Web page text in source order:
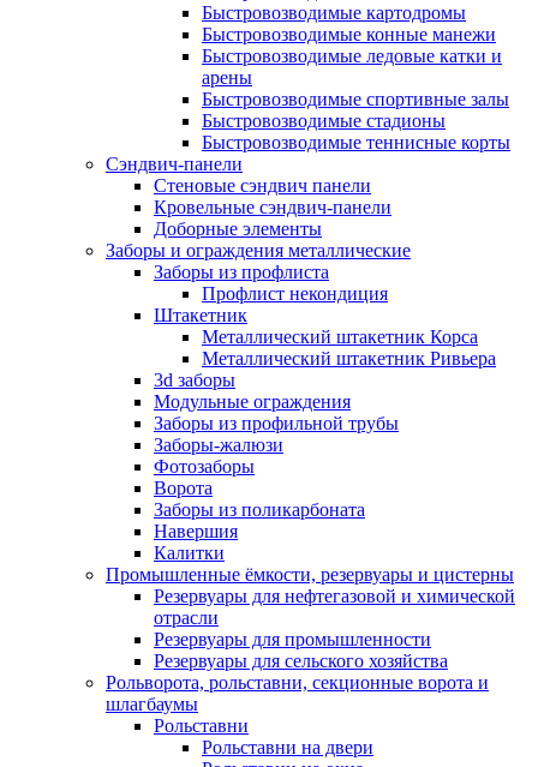
Быстровозводимые картодромы
Быстровозводимые конные манежи
Быстровозводимые ледовые катки и
арены
Быстровозводимые спортивные залы
Быстровозводимые стадионы
Быстровозводимые теннисные корты
Сэндвич-панели
Стеновые сэндвич панели
Кровельные сэндвич-панели
Доборные элементы
Заборы и ограждения металлические
Заборы из профлиста
Профлист некондиция
Штакетник
Металлический штакетник Корса
Металлический штакетник Ривьера
3d заборы
Модульные ограждения
Заборы из профильной трубы
Заборы-жалюзи
Фотозаборы
Ворота
Заборы из поликарбоната
Навершия
Калитки
Промышленные ёмкости, резервуары и цистерны
Резервуары для нефтегазовой и химической
отрасли
Резервуары для промышленности
Резервуары для сельского хозяйства
Рольворота, рольставни, секционные ворота и
шлагбаумы
Рольставни
Рольставни на двери